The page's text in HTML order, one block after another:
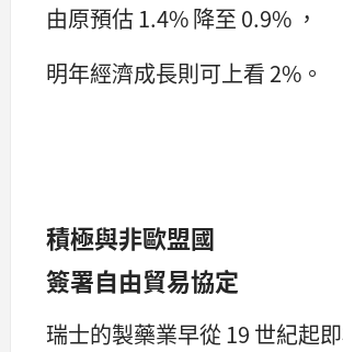
由原預估 1.4% 降至 0.9% ，
明年經濟成長則可上看 2%。
積極與非歐盟國
簽署自由貿易協定
瑞士的製藥業早從 19 世紀起